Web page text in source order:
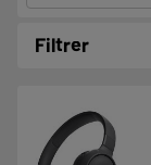
Filtrer